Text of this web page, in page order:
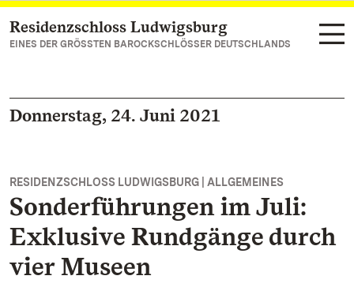
Zum Hauptinhalt springen
Residenzschloss Ludwigsburg
EINES DER GRÖSSTEN BAROCKSCHLÖSSER DEUTSCHLANDS
Donnerstag, 24. Juni 2021
RESIDENZSCHLOSS LUDWIGSBURG | ALLGEMEINES
Sonderführungen im Juli:
Exklusive Rundgänge durch
vier Museen